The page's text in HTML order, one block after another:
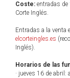
Coste: entradas de
Corte Inglés.
Entradas a la venta
elcorteingles.es
Inglés).
Horarios de las
· jueves 16 de